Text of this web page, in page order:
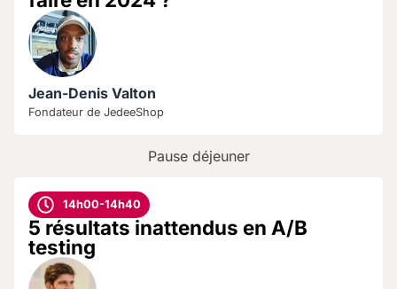
Jean-Denis Valton
Fondateur de JedeeShop
Pause déjeuner
14h00-14h40
5 résultats inattendus en A/B
testing